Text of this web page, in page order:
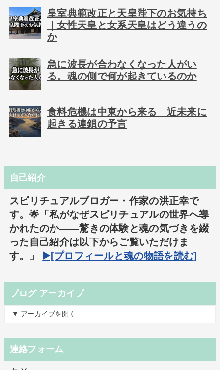
皇室典範改正と天皇陛下のお気持ち
｜女性天皇と女系天皇はどう違うの
か
急に波長が合わなくなった人がい
る。魂の側で何が起きているのか
食料危機は中東から来る 近未来に
起きる連鎖の予言
自己紹介
スピリチュアルブロガー・作家の洪正幸で
す。🌟「私がなぜスピリチュアルの世界へ導
かれたのか――驚きの体験と魂の気づきを綴
った自己紹介は以下からご覧いただけま
す。」
▶️[プロフィールと魂の物語を読む]
ブログ アーカイブ
▼ アーカイブを開く
連絡フォーム